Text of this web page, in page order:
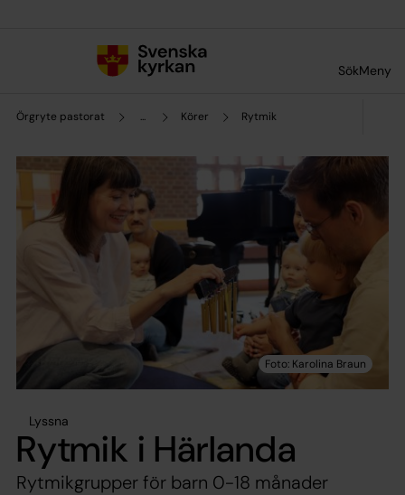
SökMeny
Örgryte pastorat ... Körer Rytmik
Lyssna
Rytmik i Härlanda
Rytmikgrupper för barn 0-18 månader